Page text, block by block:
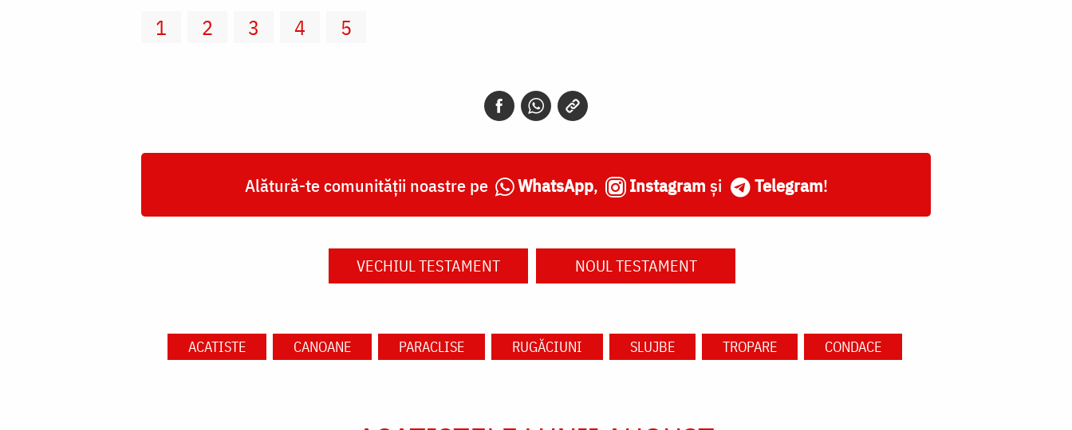
1 2 3 4 5
Alătură-te comunității noastre pe WhatsApp, Instagram și Telegram!
VECHIUL TESTAMENT NOUL TESTAMENT
ACATISTE CANOANE PARACLISE RUGĂCIUNI SLUJBE TROPARE CONDACE